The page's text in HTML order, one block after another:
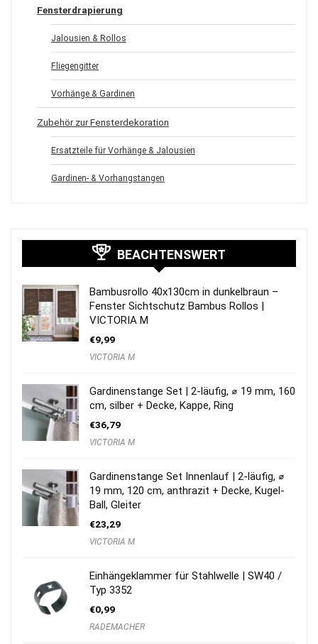
Fensterdrapierung
Jalousien & Rollos
Fliegengitter
Vorhänge & Gardinen
Zubehör zur Fensterdekoration
Ersatzteile für Vorhänge & Jalousien
Gardinen- & Vorhangstangen
BEACHTENSWERT
Bambusrollo 40x130cm in dunkelbraun –
Fenster Sichtschutz Bambus Rollos |
VICTORIA M
€9,99
VICTORIA M
Gardinenstange Set | 2-läufig, ⌀ 19 mm, 160
cm, silber + Decke, Kappe, Ring
€36,79
VICTORIA M
Gardinenstange Set Innenlauf | 2-läufig, ⌀
19 mm, 120 cm, anthrazit + Decke, Kugel-
Ball, Gleiter
€23,29
VICTORIA M
Einhängeklammer für Stahlwelle | SW40 /
Typ 3352
€0,99
RADEMACHER